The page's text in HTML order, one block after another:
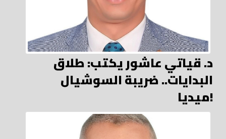
د. قياتي عاشور يكتب: طلاق
البدايات.. ضريبة السوشيال
ميديا!